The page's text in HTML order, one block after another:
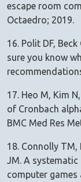
escape room
Octaedro; 2019.
16. Polit DF,
sure you know
17. Heo M, Kim
of Cronbach
BMC Med Res
18. Connolly TM,
JM. A
computer games